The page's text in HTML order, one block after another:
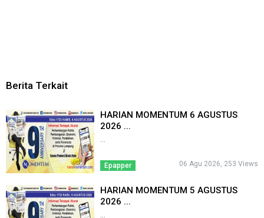
Berita Terkait
HARIAN MOMENTUM 6 AGUSTUS
2026 ...
...
Epapper 06 Agu 2026, 253 Views
HARIAN MOMENTUM 5 AGUSTUS
2026 ...